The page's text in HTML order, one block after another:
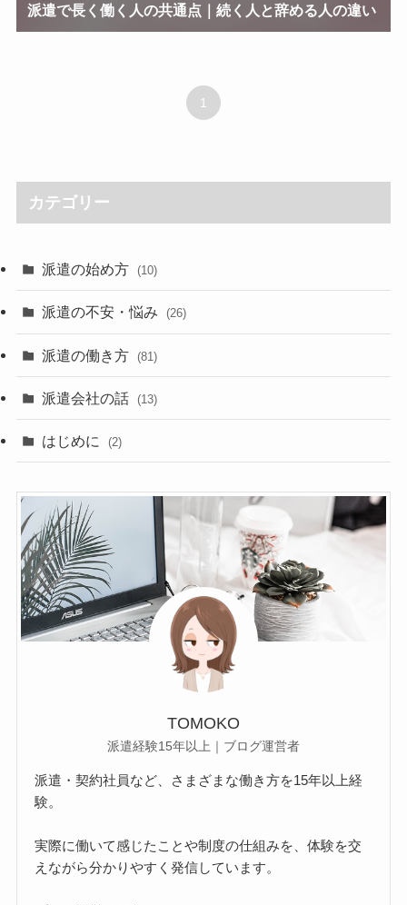
派遣で長く働く人の共通点｜続く人と辞める人の違い
1
カテゴリー
派遣の始め方 (10)
派遣の不安・悩み (26)
派遣の働き方 (81)
派遣会社の話 (13)
はじめに (2)
TOMOKO
派遣経験15年以上｜ブログ運営者
派遣・契約社員など、さまざまな働き方を15年以上経
験。
実際に働いて感じたことや制度の仕組みを、体験を交
えながら分かりやすく発信しています。